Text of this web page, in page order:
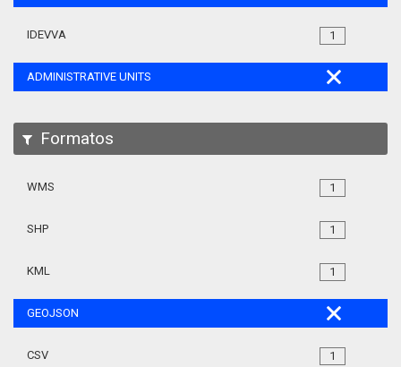
1
IDEVVA
ADMINISTRATIVE UNITS
Formatos
1
WMS
1
SHP
1
KML
GEOJSON
1
CSV